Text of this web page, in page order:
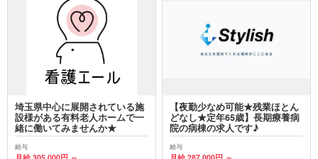
埼玉県中心に展開されている施
設様がある有料老人ホームで一
緒に働いてみませんか★
給与
【夜勤少なめ可能★残業ほとん
どなし★定年65歳】長期療養病
院の病棟の求人です♪
給与